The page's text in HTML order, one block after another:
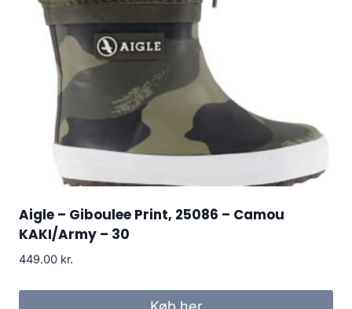
Aigle – Giboulee Print, 25086 – Camou
KAKI/Army – 30
449.00 kr.